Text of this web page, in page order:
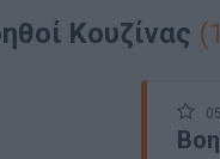
Κουζίνας